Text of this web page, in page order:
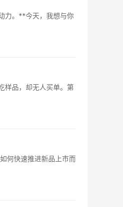
力。**今天，我想与你
样品，却无人买单。第
何快速推进新品上市而